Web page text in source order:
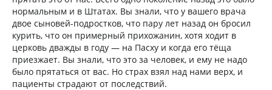
нормальным и в Штатах. Вы знали, что у вашего врача
двое сыновей-подростков, что пару лет назад он бросил
курить, что он примерный прихожанин, хотя ходит в
церковь дважды в году — на Пасху и когда его тёща
приезжает. Вы знали, что это за человек, и ему не надо
было прятаться от вас. Но страх взял над нами верх, и
пациенты страдают от последствий.